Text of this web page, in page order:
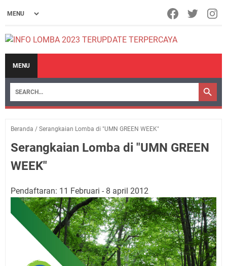
MENU
Beranda / Serangkaian Lomba di "UMN GREEN WEEK"
Serangkaian Lomba di "UMN GREEN
WEEK"
Pendaftaran: 11 Februari - 8 april 2012